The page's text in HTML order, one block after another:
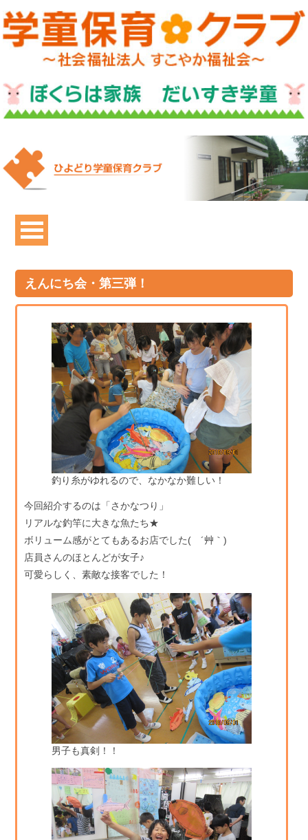
えんにち会・第三弾！
釣り糸がゆれるので、なかなか難しい！
今回紹介するのは「さかなつり」
リアルな釣竿に大きな魚たち★
ボリューム感がとてもあるお店でした( ´艸｀)
店員さんのほとんどが女子♪
可愛らしく、素敵な接客でした！
男子も真剣！！